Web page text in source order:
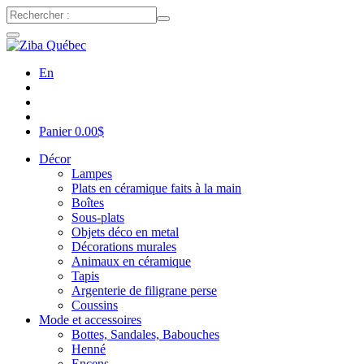
En
Panier0.00$
Décor
Lampes
Plats en céramique faits à la main
Boîtes
Sous-plats
Objets déco en metal
Décorations murales
Animaux en céramique
Tapis
Argenterie de filigrane perse
Coussins
Mode et accessoires
Bottes, Sandales, Babouches
Henné